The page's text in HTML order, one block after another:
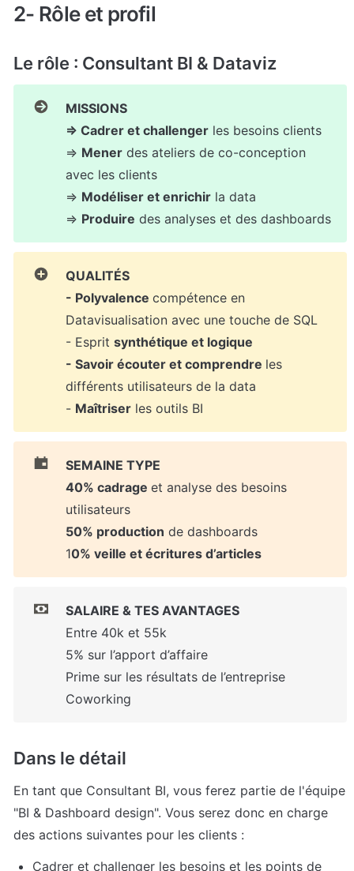
2- Rôle et profil
Le rôle : Consultant BI & Dataviz
MISSIONS
⇒ Cadrer et challenger les besoins clients
⇒ Mener des ateliers de co-conception
avec les clients
⇒ Modéliser et enrichir la data
⇒ Produire des analyses et des dashboards
QUALITÉS
- Polyvalence compétence en
Datavisualisation avec une touche de SQL
- Esprit synthétique et logique
- Savoir écouter et comprendre les
différents utilisateurs de la data
- Maîtriser les outils BI
SEMAINE TYPE
40% cadrage et analyse des besoins
50% production de dashboards
10% veille et écritures d’articles
SALAIRE & TES AVANTAGES
Entre 40k et 55k
5% sur l’apport d’affaire
Prime sur les résultats de l’entreprise
Coworking
Dans le détail
En tant que Consultant BI, vous ferez partie de l'équipe
"BI & Dashboard design". Vous serez donc en charge
des actions suivantes pour les clients :
Cadrer et challenger les besoins et les points de